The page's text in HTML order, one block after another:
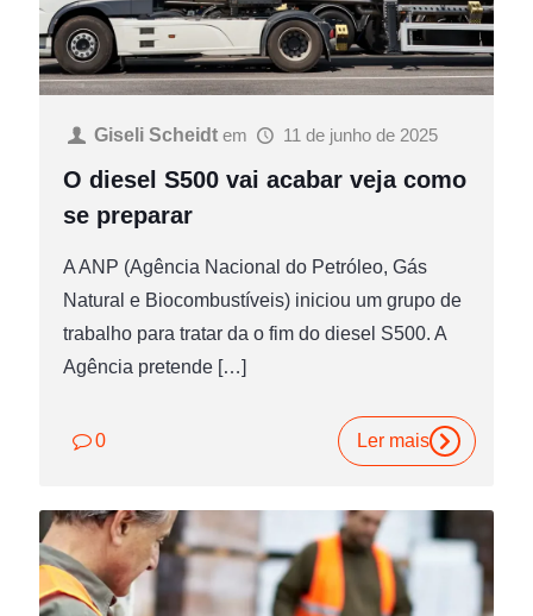
Giseli Scheidt em 11 de junho de 2025
O diesel S500 vai acabar veja como
se preparar
A ANP (Agência Nacional do Petróleo, Gás
Natural e Biocombustíveis) iniciou um grupo de
trabalho para tratar da o fim do diesel S500. A
Agência pretende […]
0 Ler mais